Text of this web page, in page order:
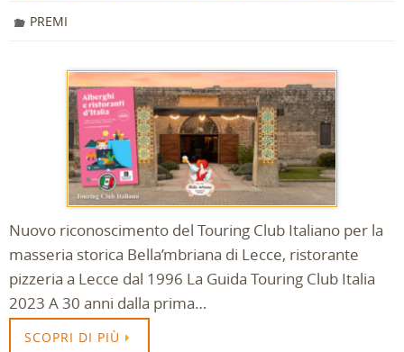
PREMI
Nuovo riconoscimento del Touring Club Italiano per la
masseria storica Bella’mbriana di Lecce, ristorante
pizzeria a Lecce dal 1996 La Guida Touring Club Italia
2023 A 30 anni dalla prima…
SCOPRI DI PIÙ